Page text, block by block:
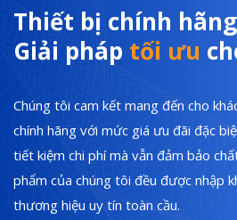
Thiết bị chính hãng
Giải pháp tối ưu
Chúng tôi cam kết mang đến cho
chính hãng với mức giá ưu đãi đặc
tiết kiệm chi phí mà vẫn đảm bảo
phẩm của chúng tôi đều được nhập
thương hiệu uy tín toàn cầu.